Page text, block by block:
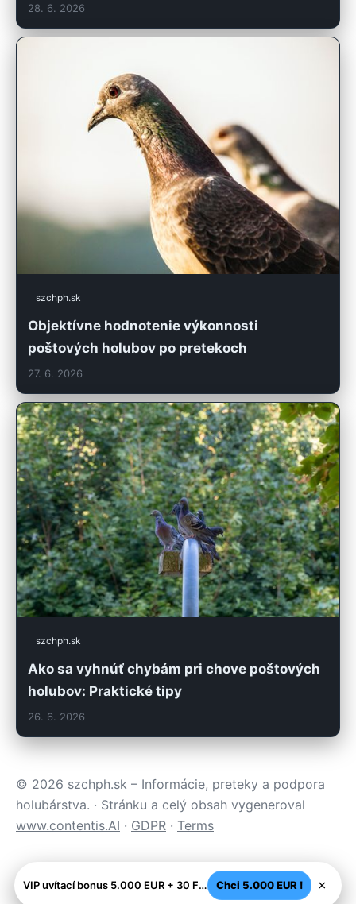
28. 6. 2026
szchph.sk
Objektívne hodnotenie výkonnosti
poštových holubov po pretekoch
27. 6. 2026
szchph.sk
Ako sa vyhnúť chybám pri chove poštových
holubov: Praktické tipy
26. 6. 2026
© 2026 szchph.sk – Informácie, preteky a podpora
holubárstva. · Stránku a celý obsah vygeneroval
www.contentis.AI · GDPR · Terms
VIP uvítací bonus 5.000 EUR + 30 FS - Legálne SK casino Chci 5.000 EUR ! ×